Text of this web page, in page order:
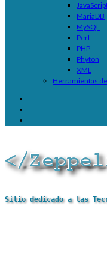
MariaDB
MySQL
Perl
PHP
Phyton
XML
Herramientas
Sitio dedicado a las